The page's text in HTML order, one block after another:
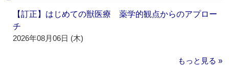
【訂正】はじめての獣医療 薬学的観点からのアプロー
チ
2026年08月06日 (木)
もっと見る »